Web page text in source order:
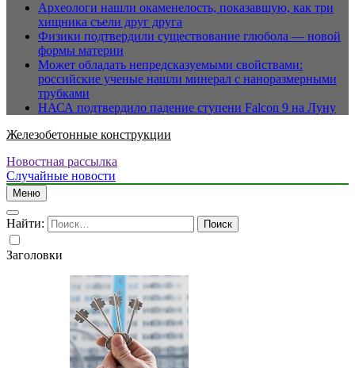
Археологи нашли окаменелость, показавшую, как три
хищника съели друг друга
Физики подтвердили существование глюбола — новой
формы материи
Может обладать непредсказуемыми свойствами:
российские ученые нашли минерал с наноразмерными
трубками
НАСА подтвердило падение ступени Falcon 9 на Луну
Железобетонные конструкции
Новостная рассылка
Случайные новости
Меню
Найти:
Заголовки